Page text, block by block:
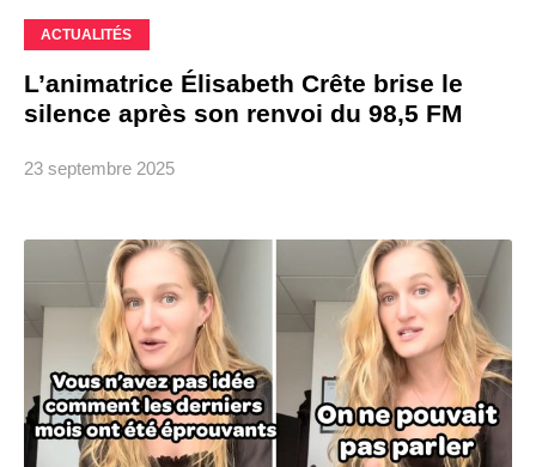
ACTUALITÉS
L’animatrice Élisabeth Crête brise le
silence après son renvoi du 98,5 FM
23 septembre 2025